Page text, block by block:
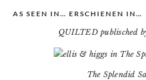
AS SEEN IN… ERSCHIENEN IN…
QUILTED publisched
The Splendid